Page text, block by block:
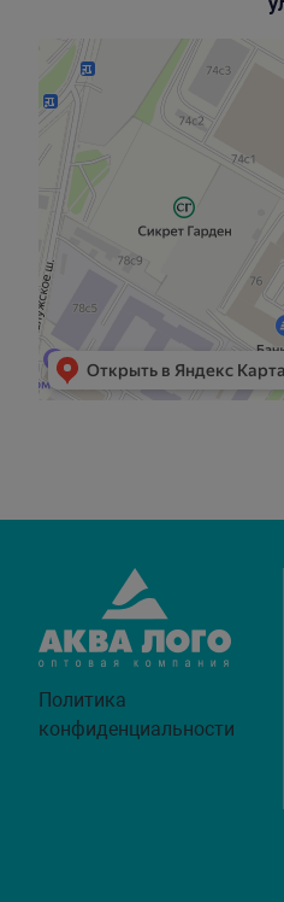
Политика
конфиденциальности